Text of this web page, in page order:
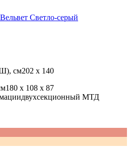
Светло-серый
, см202 x 140
180 x 108 x 87
двухсекционный МТД